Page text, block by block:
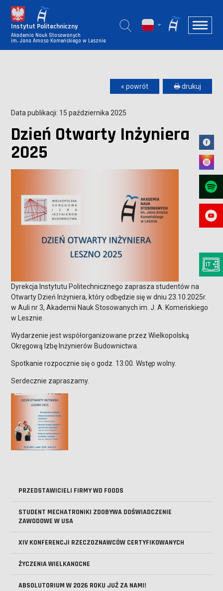
Instytut Politechniczny
Akademia Nauk Stosowanych
im. Jana Amosa Komeńskiego w Lesznie
PRZEDSTAWICIELI FIRMY WD FOODS
STUDENT MECHATRONIKI ZDOBYWA DOŚWIADCZENIE
ZAWODOWE W USA
XIV KONFERENCJI RZECZOZNAWCÓW CERTYFIKOWANYCH
ŻYCZENIA WIELKANOCNE
ABSOLUTORIUM W 2026 ROKU JUŻ ZA NAMI!
« powrót 🖶 drukuj
Data publikacji: 15 października 2025
Dzień Otwarty Inżyniera
2025
Dyrekcja Instytutu Politechnicznego zaprasza studentów na
Otwarty Dzień Inżyniera, który odbędzie się w dniu 23.10.2025r.
w Auli nr 3, Akademii Nauk Stosowanych im. J. A. Komeńskiego
w Lesznie.
Wydarzenie jest współorganizowane przez Wielkopolską
Okręgową Izbę Inżynierów Budownictwa.
Spotkanie rozpocznie się o godz. 13:00. Wstęp wolny.
Serdecznie zapraszamy.